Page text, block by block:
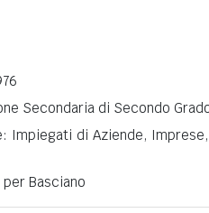
Secondaria di Secondo
Impiegati di Aziende,
Basciano